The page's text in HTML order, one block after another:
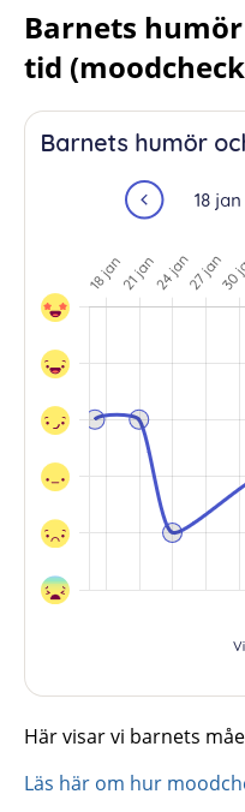
Barnets
tid
Här visar vi barnets
Läs här om hur